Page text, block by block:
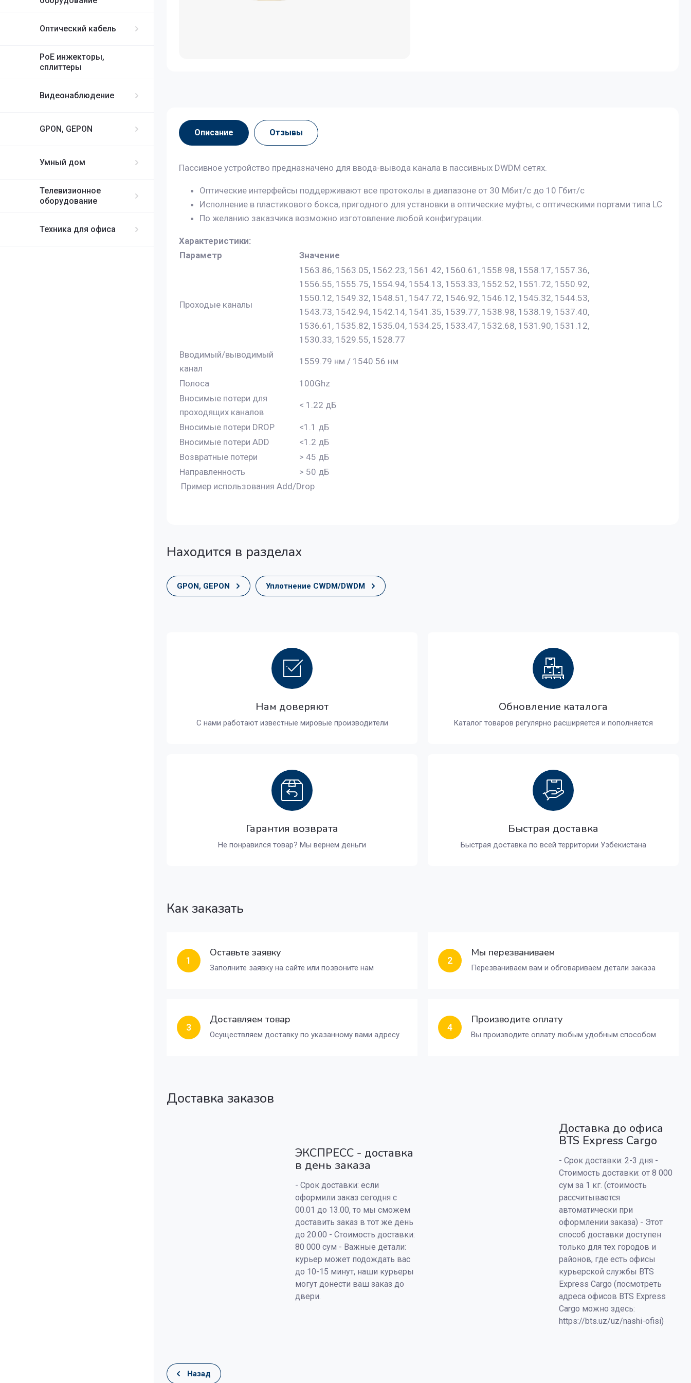
Оптический кабель
PoE инжекторы,
сплиттеры
Видеонаблюдение
GPON, GEPON
Умный дом
Телевизионное
оборудование
Техника для офиса
Описание Отзывы
Пассивное устройство предназначено для ввода-вывода канала в пассивных DWDM сетях.
Оптические интерфейсы поддерживают все протоколы в диапазоне от 30 Мбит/с до 10 Гбит/с
Исполнение в пластикового бокса, пригодного для установки в оптические муфты, с оптическими портами типа LC
По желанию заказчика возможно изготовление любой конфигурации.
Характеристики:
Параметр
Значение
Проходые каналы
1563.86, 1563.05, 1562.23, 1561.42, 1560.61, 1558.98, 1558.17, 1557.36,
1556.55, 1555.75, 1554.94, 1554.13, 1553.33, 1552.52, 1551.72, 1550.92,
1550.12, 1549.32, 1548.51, 1547.72, 1546.92, 1546.12, 1545.32, 1544.53,
1543.73, 1542.94, 1542.14, 1541.35, 1539.77, 1538.98, 1538.19, 1537.40,
1536.61, 1535.82, 1535.04, 1534.25, 1533.47, 1532.68, 1531.90, 1531.12,
1530.33, 1529.55, 1528.77
Вводимый/выводимый
канал
1559.79 нм / 1540.56 нм
Полоса
100Ghz
Вносимые потери для
проходящих каналов
< 1.22 дБ
Вносимые потери DROP
<1.1 дБ
Вносимые потери ADD
<1.2 дБ
Возвратные потери
> 45 дБ
Направленность
> 50 дБ
Пример использования Add/Drop
Находится в разделах
GPON, GEPON Уплотнение CWDM/DWDM
Нам доверяют
С нами работают известные мировые производители
Обновление каталога
Каталог товаров регулярно расширяется и пополняется
Гарантия возврата
Не понравился товар? Мы вернем деньги
Быстрая доставка
Быстрая доставка по всей территории Узбекистана
Как заказать
1
Оставьте заявку
Заполните заявку на сайте или позвоните нам
2
Мы перезваниваем
Перезваниваем вам и обговариваем детали заказа
3
Доставляем товар
Осуществляем доставку по указанному вами адресу
4
Производите оплату
Вы производите оплату любым удобным способом
Доставка заказов
ЭКСПРЕСС - доставка
в день заказа
- Срок доставки: если
оформили заказ сегодня с
00.01 до 13.00, то мы сможем
доставить заказ в тот же день
до 20.00 - Стоимость доставки:
80 000 сум - Важные детали:
курьер может подождать вас
до 10-15 минут, наши курьеры
могут донести ваш заказ до
двери.
Доставка до офиса
BTS Express Cargo
- Срок доставки: 2-3 дня -
Стоимость доставки: от 8 000
сум за 1 кг. (стоимость
рассчитывается
автоматически при
оформлении заказа) - Этот
способ доставки доступен
только для тех городов и
районов, где есть офисы
курьерской службы BTS
Express Cargo (посмотреть
адреса офисов BTS Express
Cargo можно здесь:
https://bts.uz/uz/nashi-ofisi)
Назад